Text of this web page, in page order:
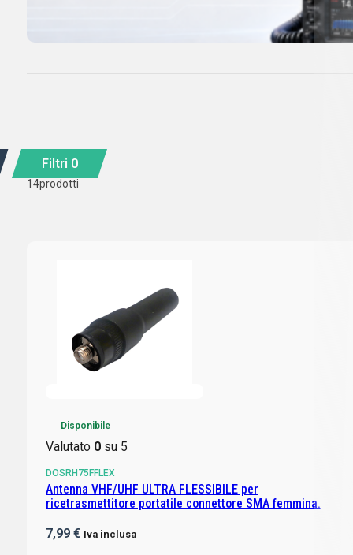
Filtri 0
14prodotti
Disponibile
Valutato 0su 5
DOSRH75FFLEX
Antenna VHF/UHF ULTRA FLESSIBILE per
ricetrasmettitore portatile connettore SMA femmina.
7,99 € Iva inclusa